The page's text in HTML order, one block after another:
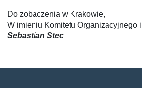
Do zobaczenia w Krakowie,
W imieniu Komitetu Organizacyjnego
Sebastian Stec